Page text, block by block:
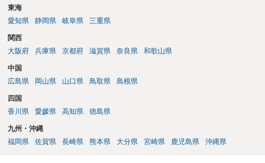
東海
愛知県
静岡県 岐阜県 三重県
関西
大阪府
兵庫県 京都府 滋賀県 奈良県 和歌山県
中国
広島県
岡山県 山口県 鳥取県 島根県
四国
香川県
愛媛県 高知県 徳島県
九州・沖縄
福岡県
佐賀県 長崎県 熊本県 大分県 宮崎県 鹿児島県 沖縄県